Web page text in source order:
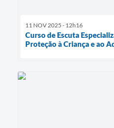
11 NOV 2025 - 12h16
Curso de Escuta
Proteção à Criança e ao